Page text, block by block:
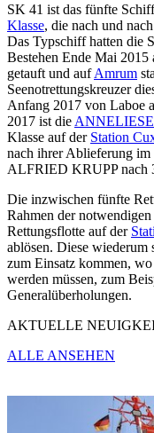
SK 41 ist das fünfte
Klasse, die nach und
Das Typschiff hatten die
Bestehen Ende Mai 2015
getauft und aufAmrum
Seenotrettungskreuzer
Anfang 2017 von Laboe
2017 ist die
Klasse auf der Station
nach ihrer Ablieferung
ALFRIED KRUPP nach
Die inzwischen fünfte
Rahmen der
Rettungsflotte auf der
ablösen. Diese
zum Einsatz kommen,
werden müssen, zum
Generalüberholungen.
AKTUELLE
ALLE ANSEHEN